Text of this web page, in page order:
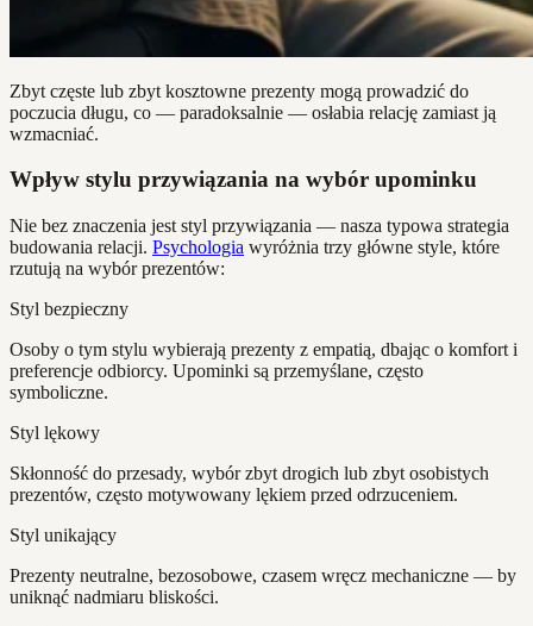
Zbyt częste lub zbyt kosztowne prezenty mogą prowadzić do
poczucia długu, co — paradoksalnie — osłabia relację zamiast ją
wzmacniać.
Wpływ stylu przywiązania na wybór upominku
Nie bez znaczenia jest styl przywiązania — nasza typowa strategia
budowania relacji. Psychologia wyróżnia trzy główne style, które
rzutują na wybór prezentów:
Styl bezpieczny
Osoby o tym stylu wybierają prezenty z empatią, dbając o komfort i
preferencje odbiorcy. Upominki są przemyślane, często
symboliczne.
Styl lękowy
Skłonność do przesady, wybór zbyt drogich lub zbyt osobistych
prezentów, często motywowany lękiem przed odrzuceniem.
Styl unikający
Prezenty neutralne, bezosobowe, czasem wręcz mechaniczne — by
uniknąć nadmiaru bliskości.